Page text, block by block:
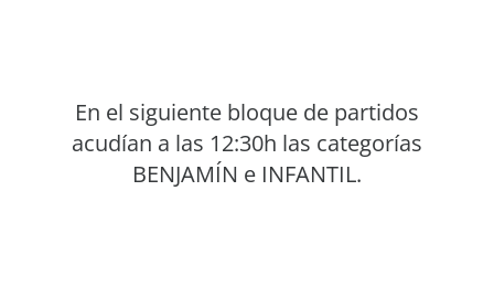
En el siguiente bloque de partidos
acudían a las 12:30h las categorías
BENJAMÍN e INFANTIL.